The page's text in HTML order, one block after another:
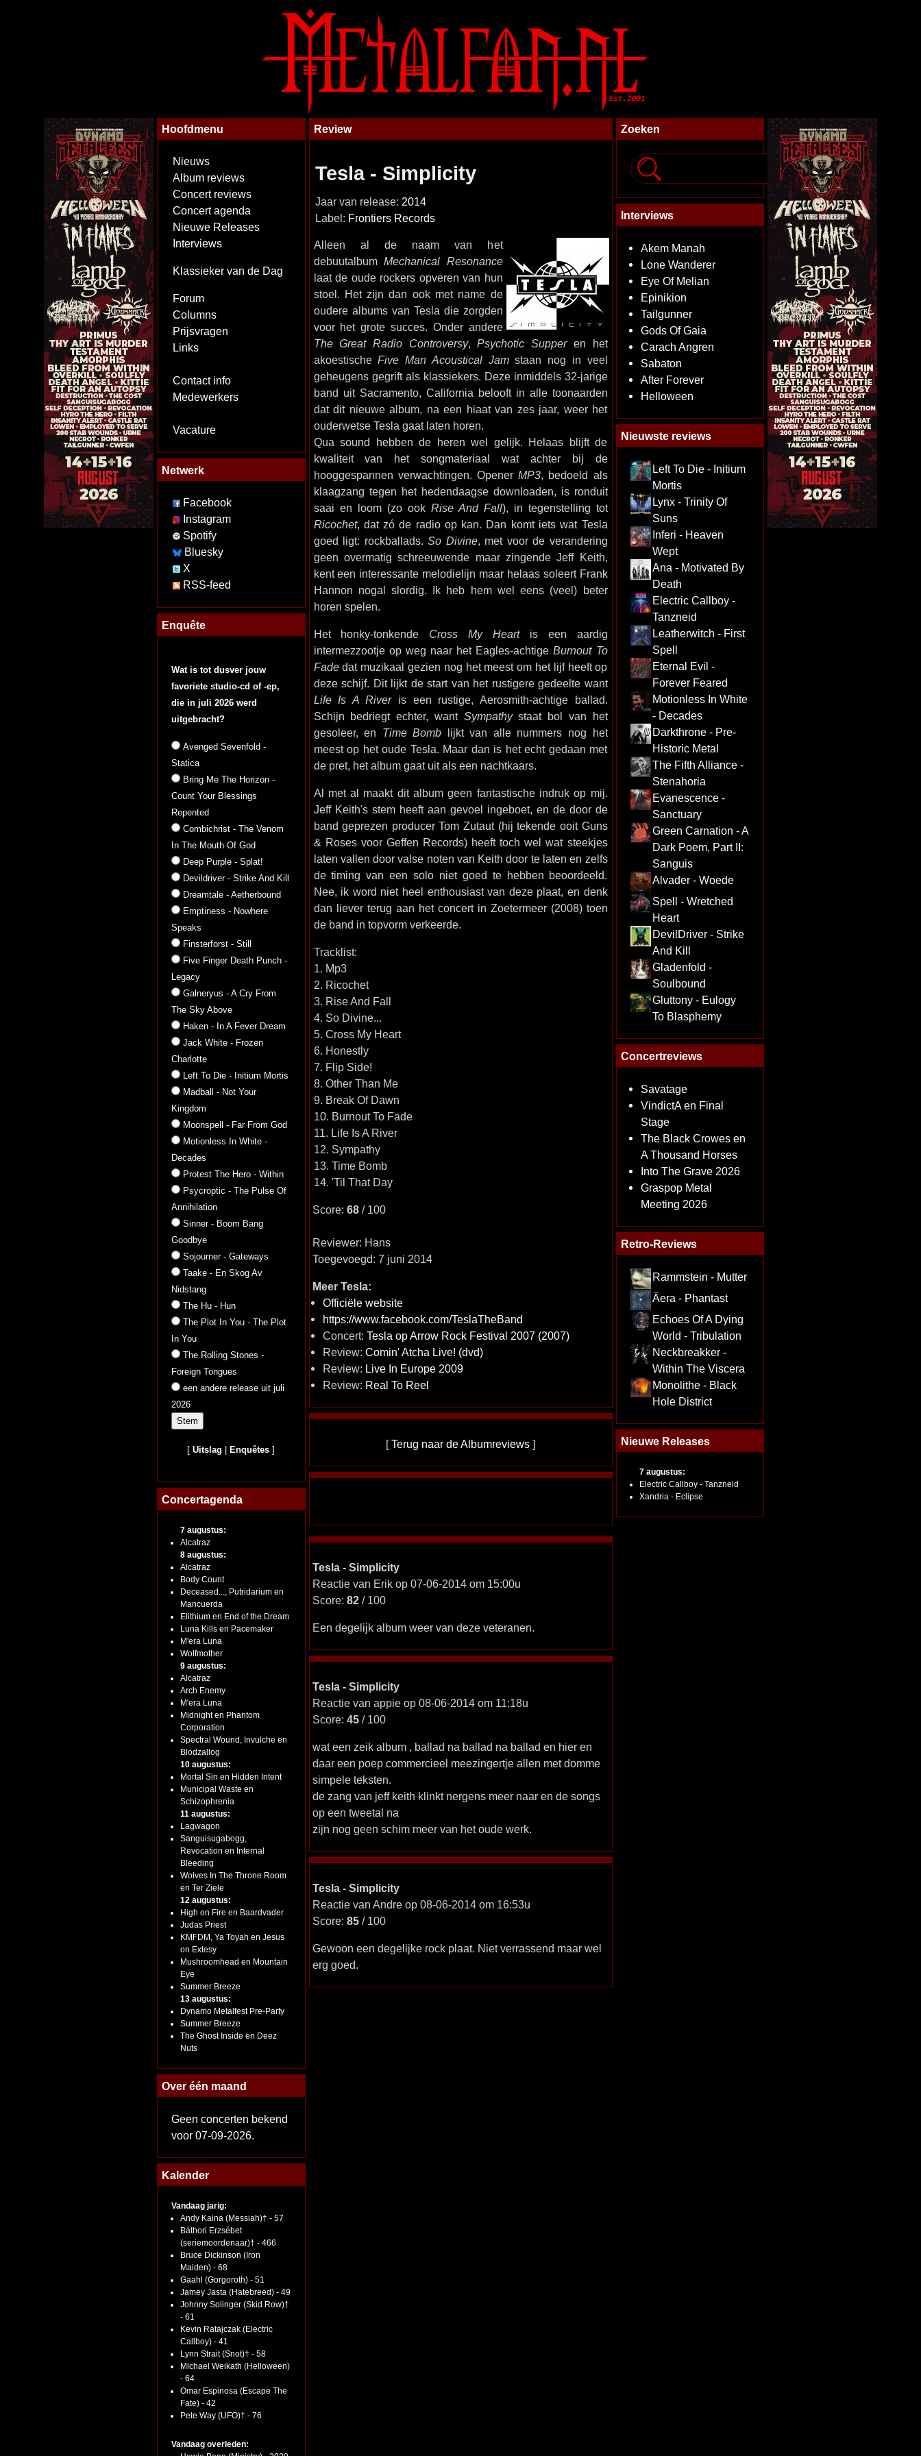
Hoofdmenu
Nieuws
Album reviews
Concert reviews
Concert agenda
Nieuwe Releases
Interviews
Klassieker van de Dag
Forum
Columns
Prijsvragen
Links
Contact info
Medewerkers
Vacature
Netwerk
Facebook
Instagram
Spotify
Bluesky
X
RSS-feed
Enquête
Wat is tot dusver jouw
favoriete studio-cd of -ep,
die in juli 2026 werd
uitgebracht?
Avenged Sevenfold -
Statica
Bring Me The Horizon -
Count Your Blessings
Repented
Combichrist - The Venom
In The Mouth Of God
Deep Purple - Splat!
Devildriver - Strike And Kill
Dreamtale - Aetherbound
Emptiness - Nowhere
Speaks
Finsterforst - Still
Five Finger Death Punch -
Legacy
Galneryus - A Cry From
The Sky Above
Haken - In A Fever Dream
Jack White - Frozen
Charlotte
Left To Die - Initium Mortis
Madball - Not Your
Kingdom
Moonspell - Far From God
Motionless In White -
Decades
Protest The Hero - Within
Psycroptic - The Pulse Of
Annihilation
Sinner - Boom Bang
Goodbye
Sojourner - Gateways
Taake - En Skog Av
Nidstang
The Hu - Hun
The Plot In You - The Plot
In You
The Rolling Stones -
Foreign Tongues
een andere release uit juli
2026
[Uitslag Enquêtes ]
Concertagenda
7 augustus:
Alcatraz
8 augustus:
Alcatraz
Body Count
Deceased..., Putridarium en
Mancuerda
Elithium en End of the Dream
Luna Kills en Pacemaker
M'era Luna
Wolfmother
9 augustus:
Alcatraz
Arch Enemy
M'era Luna
Midnight en Phantom
Corporation
Spectral Wound, Invulche en
Blodzallog
10 augustus:
Mortal Sin en Hidden Intent
Municipal Waste en
Schizophrenia
11 augustus:
Lagwagon
Sanguisugabogg,
Revocation en Internal
Bleeding
Wolves In The Throne Room
en Ter Ziele
12 augustus:
High on Fire en Baardvader
Judas Priest
KMFDM, Ya Toyah en Jesus
on Extesy
Mushroomhead en Mountain
Eye
Summer Breeze
13 augustus:
Dynamo Metalfest Pre-Party
Summer Breeze
The Ghost Inside en Deez
Nuts
Over één maand
Geen concerten bekend
voor 07-09-2026.
Kalender
Vandaag jarig:
Andy Kaina (Messiah)† - 57
Báthori Erzsébet
(seriemoordenaar)† - 466
Bruce Dickinson (Iron
Maiden) - 68
Gaahl (Gorgoroth) - 51
Jamey Jasta (Hatebreed) - 49
Johnny Solinger (Skid Row)†
- 61
Kevin Ratajczak (Electric
Callboy) - 41
Lynn Strait (Snot)† - 58
Michael Weikath (Helloween)
- 64
Omar Espinosa (Escape The
Fate) - 42
Pete Way (UFO)† - 76
Vandaag overleden:
Review
Tesla - Simplicity
Jaar van release: 2014
Label: Frontiers Records
Alleen al de naam van het
debuutalbum Mechanical Resonance
laat de oude rockers opveren van hun
stoel. Het zijn dan ook met name de
oudere albums van Tesla die zorgden
voor het grote succes. Onder andere
The Great Radio Controversy,Psychotic Supperen het
akoestischeFive Man Acoustical Jamstaan nog in veel
geheugens gegrift als klassiekers. Deze inmiddels 32-jarige
band uit Sacramento, California belooft in alle toonaarden
dat dit nieuwe album, na een hiaat van zes jaar, weer het
ouderwetse Tesla gaat laten horen.
Qua sound hebben de heren wel gelijk. Helaas blijft de
kwaliteit van het songmateriaal wat achter bij de
hooggespannen verwachtingen. OpenerMP3, bedoeld als
klaagzang tegen het hedendaagse downloaden, is ronduit
saai en loom (zo ook Rise And Fall), in tegenstelling tot
Ricochet, dat zó de radio op kan. Dan komt iets wat Tesla
goed ligt: rockballads. So Divine, met voor de verandering
geen overmatig schreeuwende maar zingende Jeff Keith,
kent een interessante melodielijn maar helaas soleert Frank
Hannon nogal slordig. Ik heb hem wel eens (veel) beter
horen spelen.
Het honky-tonkende Cross My Heartis een aardig
intermezzootje op weg naar het Eagles-achtigeBurnout To
Fadedat muzikaal gezien nog het meest om het lijf heeft op
deze schijf. Dit lijkt de start van het rustigere gedeelte want
Life Is A Riveris een rustige, Aerosmith-achtige ballad.
Schijn bedriegt echter, want Sympathystaat bol van het
gesoleer, en Time Bomb lijkt van alle nummers nog het
meest op het oude Tesla. Maar dan is het echt gedaan met
de pret, het album gaat uit als een nachtkaars.
Al met al maakt dit album geen fantastische indruk op mij.
Jeff Keith's stem heeft aan gevoel ingeboet, en de door de
band geprezen producer Tom Zutaut (hij tekende ooit Guns
& Roses voor Geffen Records) heeft toch wel wat steekjes
laten vallen door valse noten van Keith door te laten en zelfs
de timing van een solo niet goed te hebben beoordeeld.
Nee, ik word niet heel enthousiast van deze plaat, en denk
dan liever terug aan het concert in Zoetermeer (2008) toen
de band in topvorm verkeerde.
Tracklist:
1. Mp3
2. Ricochet
3. Rise And Fall
4. So Divine...
5. Cross My Heart
6. Honestly
7. Flip Side!
8. Other Than Me
9. Break Of Dawn
10. Burnout To Fade
11. Life Is A River
12. Sympathy
13. Time Bomb
14. 'Til That Day
Score: 68/ 100
Reviewer: Hans
Toegevoegd: 7 juni 2014
Meer Tesla:
Officiële website
https://www.facebook.com/TeslaTheBand
Concert: Tesla op Arrow Rock Festival 2007 (2007)
Review: Comin' Atcha Live! (dvd)
Review: Live In Europe 2009
Review: Real To Reel
[Terug naar de Albumreviews ]
Tesla - Simplicity
Reactie van Erik op 07-06-2014 om 15:00u
Score: 82/ 100
Een degelijk album weer van deze veteranen.
Tesla - Simplicity
Reactie van appie op 08-06-2014 om 11:18u
Score: 45/ 100
wat een zeik album , ballad na ballad na ballad en hier en
daar een poep commercieel meezingertje allen met domme
simpele teksten.
de zang van jeff keith klinkt nergens meer naar en de songs
op een tweetal na
zijn nog geen schim meer van het oude werk.
Tesla - Simplicity
Reactie van Andre op 08-06-2014 om 16:53u
Score: 85/ 100
Gewoon een degelijke rock plaat. Niet verrassend maar wel
erg goed.
Zoeken
Interviews
Akem Manah
Lone Wanderer
Eye Of Melian
Epinikion
Tailgunner
Gods Of Gaia
Carach Angren
Sabaton
After Forever
Helloween
Nieuwste reviews
Left To Die - Initium
Mortis
Lynx - Trinity Of
Suns
Inferi - Heaven
Wept
Ana - Motivated By
Death
Electric Callboy -
Tanzneid
Leatherwitch - First
Spell
Eternal Evil -
Forever Feared
Motionless In White
- Decades
Darkthrone - Pre-
Historic Metal
The Fifth Alliance -
Stenahoria
Evanescence -
Sanctuary
Green Carnation - A
Dark Poem, Part II:
Sanguis
Alvader - Woede
Spell - Wretched
Heart
DevilDriver - Strike
And Kill
Gladenfold -
Soulbound
Gluttony - Eulogy
To Blasphemy
Concertreviews
Savatage
VindictA en Final
Stage
The Black Crowes en
A Thousand Horses
Into The Grave 2026
Graspop Metal
Meeting 2026
Retro-Reviews
Rammstein - Mutter
Äera - Phantast
Echoes Of A Dying
World - Tribulation
Neckbreakker -
Within The Viscera
Monolithe - Black
Hole District
Nieuwe Releases
7 augustus:
Electric Callboy - Tanzneid
Xandria - Eclipse